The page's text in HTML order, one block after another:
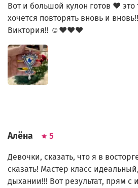
Вот и большой кулон готов ♥️ это
хочется повторять вновь и
Виктория!! ☺️♥️♥️♥️
Алёна 5
Девочки, сказать, что я в
сказать! Мастер класс
дыхании!!! Вот результат, прям с